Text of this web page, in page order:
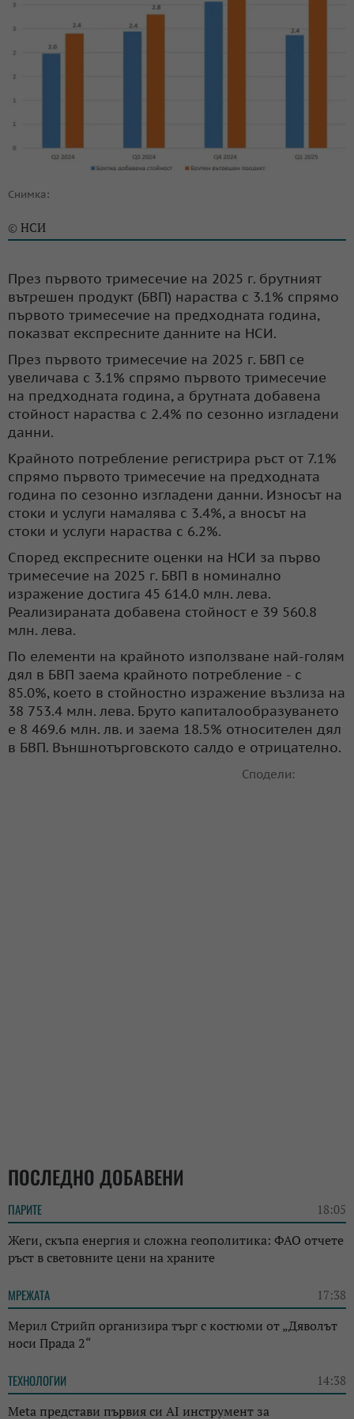
Снимка:
© НСИ
През първото тримесечие на 2025 г. брутният
вътрешен продукт (БВП) нараства с 3.1% спрямо
първото тримесечие на предходната година,
показват експресните данните на НСИ.
През първото тримесечие на 2025 г. БВП се
увеличава с 3.1% спрямо първото тримесечие
на предходната година, а брутната добавена
стойност нараства с 2.4% по сезонно изгладени
данни.
Крайното потребление регистрира ръст от 7.1%
спрямо първото тримесечие на предходната
година по сезонно изгладени данни. Износът на
стоки и услуги намалява с 3.4%, а вносът на
стоки и услуги нараства с 6.2%.
Според експресните оценки на НСИ за първо
тримесечие на 2025 г. БВП в номинално
изражение достига 45 614.0 млн. лева.
Реализираната добавена стойност е 39 560.8
млн. лева.
По елементи на крайното използване най-голям
дял в БВП заема крайното потребление - с
85.0%, което в стойностно изражение възлиза на
38 753.4 млн. лева. Бруто капиталообразуването
е 8 469.6 млн. лв. и заема 18.5% относителен дял
в БВП. Външнотърговското салдо е отрицателно.
Сподели:
ПОСЛЕДНО ДОБАВЕНИ
ПАРИТЕ 18:05
Жеги, скъпа енергия и сложна геополитика: ФАО отчете
ръст в световните цени на храните
МРЕЖАТА 17:38
Мерил Стрийп организира търг с костюми от „Дяволът
носи Прада 2“
ТЕХНОЛОГИИ 14:38
Meta представи първия си AI инструмент за